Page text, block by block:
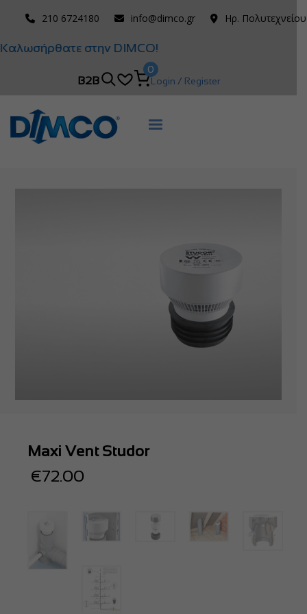
210 6724180 info@dimco.gr Ηρ.
Καλωσήρθατε στην DIMCO!
B2B
0
Login / Register
Maxi Vent Studor
€72.00